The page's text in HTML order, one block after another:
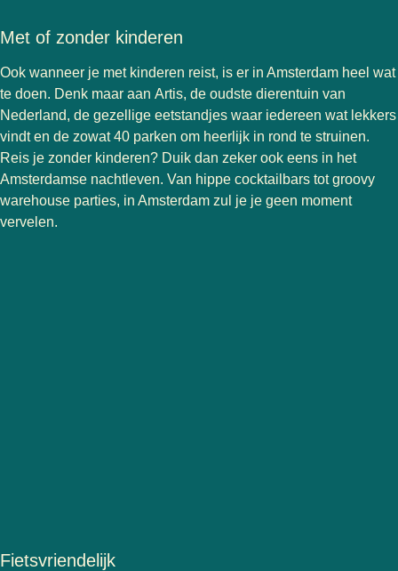
Met of zonder kinderen
Ook wanneer je met kinderen reist, is er in Amsterdam heel wat
te doen. Denk maar aan Artis, de oudste dierentuin van
Nederland, de gezellige eetstandjes waar iedereen wat lekkers
vindt en de zowat 40 parken om heerlijk in rond te struinen.
Reis je zonder kinderen? Duik dan zeker ook eens in het
Amsterdamse nachtleven. Van hippe cocktailbars tot groovy
warehouse parties, in Amsterdam zul je je geen moment
vervelen.
Fietsvriendelijk